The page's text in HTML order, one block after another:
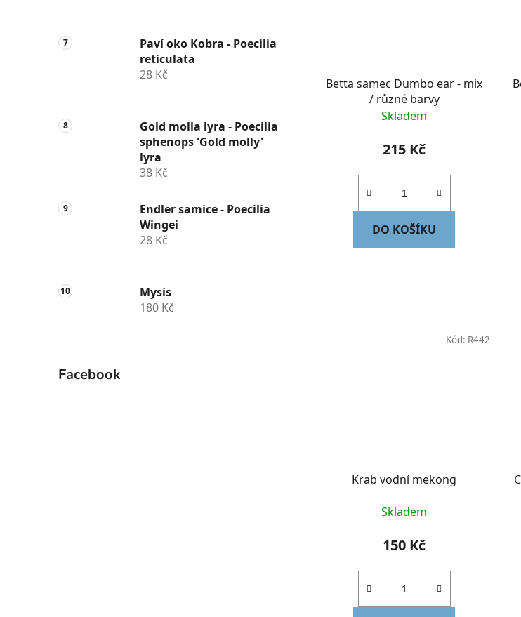
Paví oko Kobra - Poecilia
reticulata
28 Kč
Gold molla lyra - Poecilia
sphenops 'Gold molly'
lyra
38 Kč
Endler samice - Poecilia
Wingei
28 Kč
Mysis
180 Kč
Facebook
Betta samec Dumbo ear - mix
/ různé barvy
Skladem
215 Kč
DO KOŠÍKU
Krab vodní mekong
Skladem
150 Kč
Kód: R442